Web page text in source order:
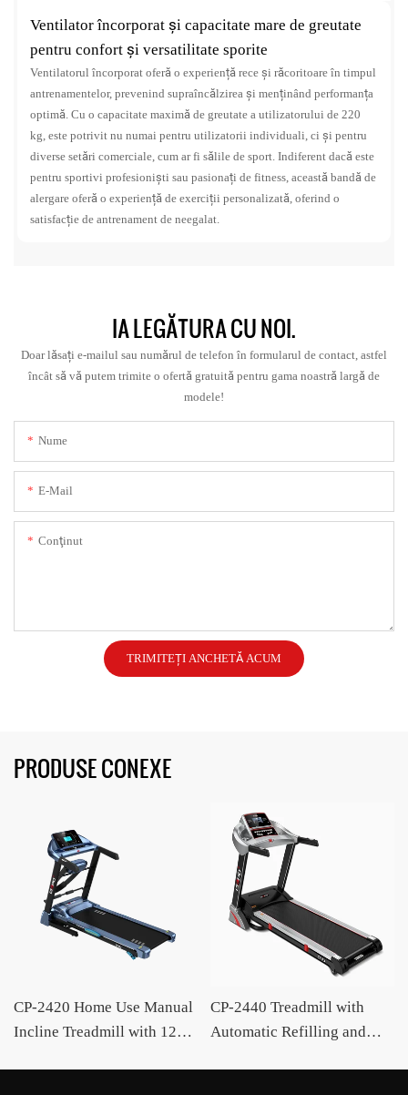
Ventilator încorporat și capacitate mare de greutate
pentru confort și versatilitate sporite
Ventilatorul încorporat oferă o experiență rece și răcoritoare în timpul
antrenamentelor, prevenind supraîncălzirea și menținând performanța
optimă. Cu o capacitate maximă de greutate a utilizatorului de 220
kg, este potrivit nu numai pentru utilizatorii individuali, ci și pentru
diverse setări comerciale, cum ar fi sălile de sport. Indiferent dacă este
pentru sportivi profesioniști sau pasionați de fitness, această bandă de
alergare oferă o experiență de exerciții personalizată, oferind o
satisfacție de antrenament de neegalat.
IA LEGĂTURA CU NOI.
Doar lăsați e-mailul sau numărul de telefon în formularul de contact, astfel
încât să vă putem trimite o ofertă gratuită pentru gama noastră largă de
modele!
Nume
E-Mail
Conţinut
TRIMITEȚI ANCHETĂ ACUM
PRODUSE CONEXE
CP-2420 Home Use Manual
Incline Treadmill with 12
CP-2440 Treadmill with
Automatic Refilling and